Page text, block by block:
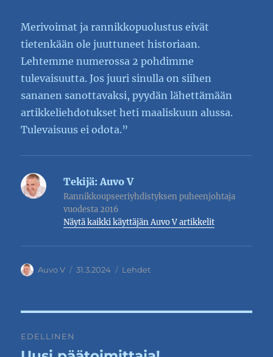
Merivoimat ja rannikkopuolustus eivät
tietenkään ole juuttuneet historiaan.
Lehtemme numerossa 2 pohdimme
tulevaisuutta. Jos juuri sinulla on siihen
sananen sanottavaksi, pyydän lähettämään
artikkeliehdotukset heti maaliskuun alussa.
Tulevaisuus ei odota.”
Tekijä: Auvo V
Rannikkoupseeriyhdistyksen puheenjohtaja
vuodesta 2016
Näytä kaikki käyttäjän Auvo V artikkelit
Kirjoittaja
Auvo V Julkaistu
31.3.2024 Kategoriat
Lehdet
selaus
EDELLINEN